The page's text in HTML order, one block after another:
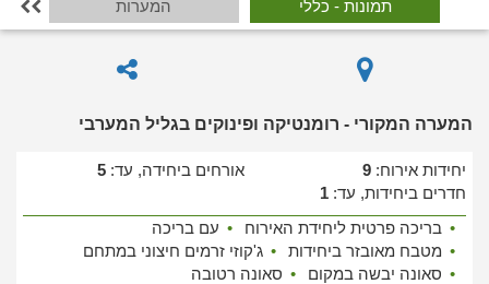
תמונות - כללי המערות 
המערה המקורי - רומנטיקה ופינוקים בגליל המערבי
יחידות אירוח: 9 אורחים ביחידה, עד: 5
חדרים ביחידות, עד: 1
• בריכה פרטית ליחידת האירוח • עם בריכה
• מטבח מאובזר ביחידות • ג'קוזי זרמים חיצוני במתחם
• סאונה יבשה במקום • סאונה רטובה